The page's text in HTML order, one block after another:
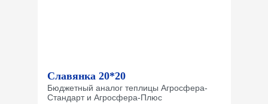
Славянка 20*20
Бюджетный аналог теплицы Агросфера-
Стандарт и Агросфера-Плюс